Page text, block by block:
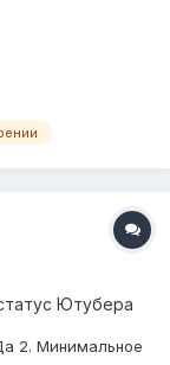
Ютубера
2. Минимальное